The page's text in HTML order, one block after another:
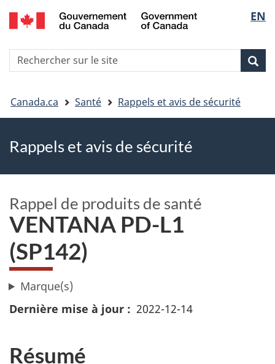
Skip
to
Skip
to
Passer
à
HTML
de
la
EN
Recherche
Vous
êtes
ici
Canada.ca Santé Rappels et avis de sécurité
Rappels et avis de sécurité
Rappel de produits de santé
VENTANA PD-L1
(SP142)
Marque(s)
Dernière mise à jour
2022-12-14
Résumé